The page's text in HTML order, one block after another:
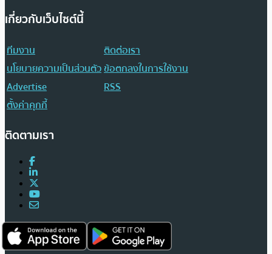
เกี่ยวกับเว็บไซต์นี้
ทีมงาน
ติดต่อเรา
นโยบายความเป็นส่วนตัวข้อตกลงในการใช้งาน
Advertise
RSS
ตั้งค่าคุกกี้
ติดตามเรา